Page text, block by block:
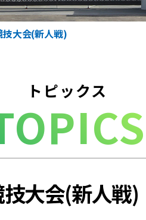
技大会(新人戦)
トピックス
大会(新人戦)